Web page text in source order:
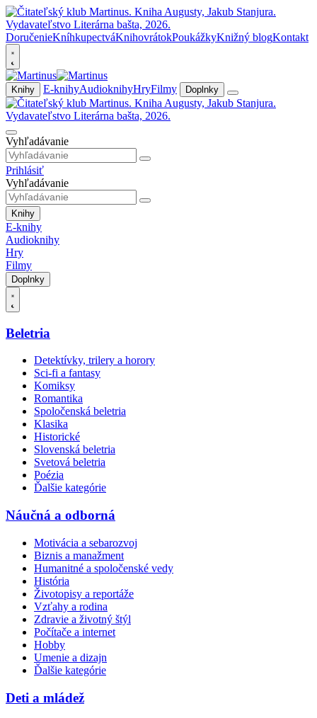
DoručenieKníhkupectváKnihovrátokPoukážkyKnižný blogKontakt
Knihy E-knihyAudioknihyHryFilmy Doplnky
Vyhľadávanie
Prihlásiť
Vyhľadávanie
Knihy
E-knihy
Audioknihy
Hry
Filmy
Doplnky
Beletria
Detektívky, trilery a horory
Sci-fi a fantasy
Komiksy
Romantika
Spoločenská beletria
Klasika
Historické
Slovenská beletria
Svetová beletria
Poézia
Ďalšie kategórie
Náučná a odborná
Motivácia a sebarozvoj
Biznis a manažment
Humanitné a spoločenské vedy
História
Životopisy a reportáže
Vzťahy a rodina
Zdravie a životný štýl
Počítače a internet
Hobby
Umenie a dizajn
Ďalšie kategórie
Deti a mládež